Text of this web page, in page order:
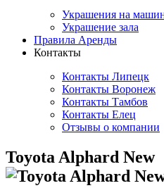
Украшения на
Украшение зала
Правила Аренды
Контакты
Контакты Липецк
Контакты Воронеж
Контакты Тамбов
Контакты Елец
Отзывы о компании
Toyota Alphard New